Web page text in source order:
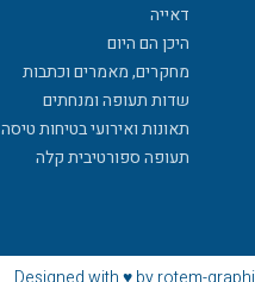
דאייה
היכן הם היום
מחקרים, מאמרים וכתבות
שדות תעופה ומנחתים
תאונות ואירועי בטיחות טיסה
תעופה ספורטיבית קלה